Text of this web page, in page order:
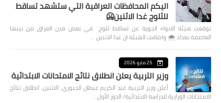
اليكم المحافظات العراقية التي ستشهد تساقط
للثلوج غدا الاثنين🥶
توقعت هيئة الانواء الجوية عن تساقط ثلوج في بعض مدن العراق من بينها
العاصمة بغداد ⁦🌨️⁩ واضافت الهيئة ان غدا الاثنين …
25 مايو 2026
وزير التربية يعلن انطلاق نتائج الامتحانات الابتدائية
أعلن وزير التربية عبد الكريم عبطان الجبوري، الاثنين، انطلاق نتائج
الامتحانات الوزارية للدراسة الابتدائية/ الدور الأول…